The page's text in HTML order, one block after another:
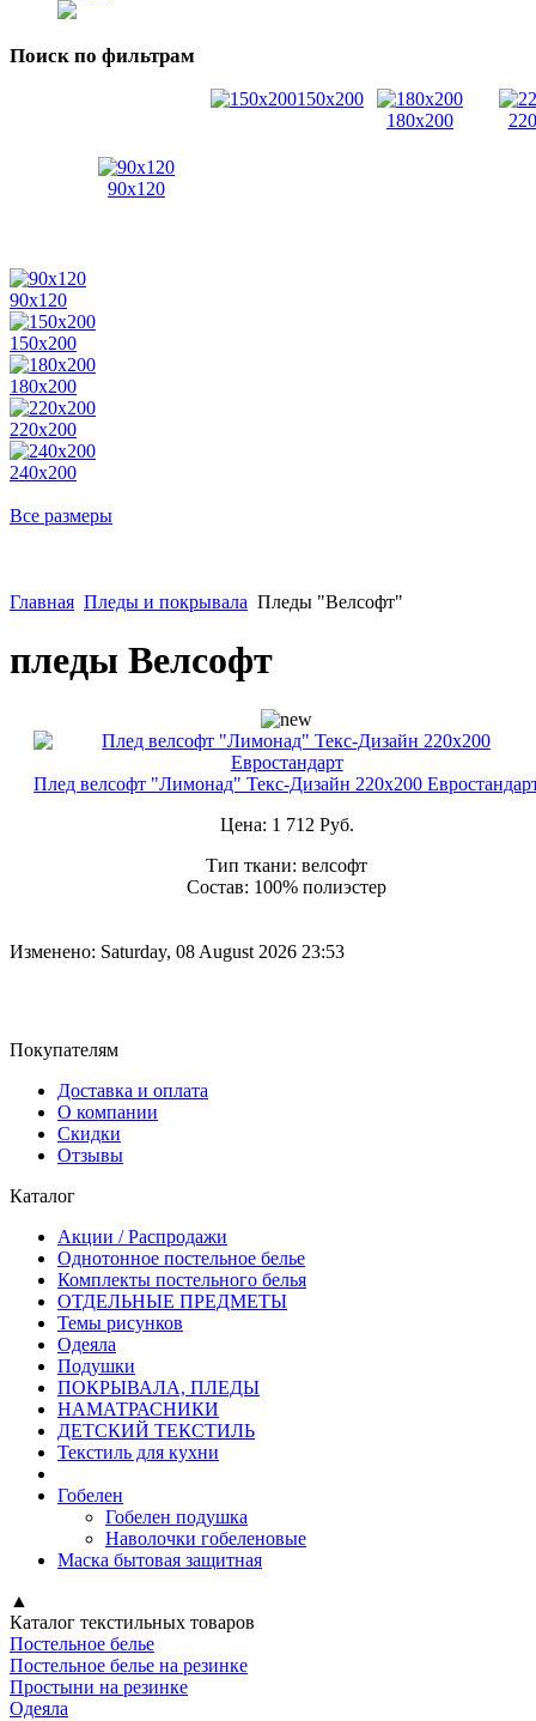
Поиск по фильтрам
90x120
150x200
180x200
90x120
150x200
180x200
220x200
240x200
Все размеры
Главная Пледы и покрывала Пледы "Велсофт"
пледы Велсофт
Плед велсофт "Лимонад" Текс-Дизайн 220х200
Цена: 1 712 Руб.
Тип ткани: велсофт
Состав: 100% полиэстер
Изменено: Saturday, 08 August 2026 23:53
Покупателям
Доставка и оплата
О компании
Скидки
Отзывы
Каталог
Акции / Распродажи
Однотонное постельное белье
Комплекты постельного белья
ОТДЕЛЬНЫЕ ПРЕДМЕТЫ
Темы рисунков
Одеяла
Подушки
ПОКРЫВАЛА, ПЛЕДЫ
НАМАТРАСНИКИ
ДЕТСКИЙ ТЕКСТИЛЬ
Текстиль для кухни
Гобелен
Гобелен подушка
Наволочки гобеленовые
Маска бытовая защитная
▲
Каталог текстильных товаров
Постельное белье
Постельное белье на резинке
Простыни на резинке
Одеяла